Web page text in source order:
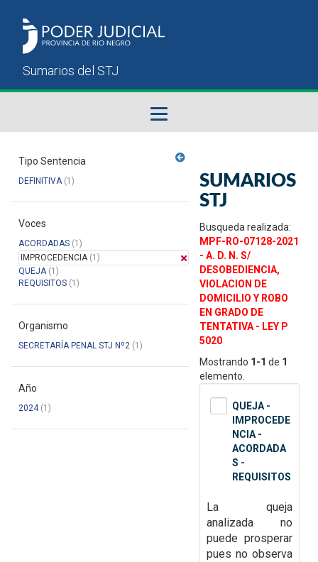
Sumarios del STJ
Manual del Usuario
Tipo Sentencia
DEFINITIVA(1)
Voces
ACORDADAS (1)
IMPROCEDENCIA(1)
QUEJA(1)
REQUISITOS (1)
Organismo
SECRETARÍA PENAL STJ Nº2 (1)
Año
2024(1)
SUMARIOS
STJ
Busqueda realizada:
MPF-RO-07128-2021
- A. D. N. S/
DESOBEDIENCIA,
VIOLACION DE
DOMICILIO Y ROBO
EN GRADO DE
TENTATIVA - LEY P
5020
Mostrando 1-1 de 1
elemento.
QUEJA -
IMPROCEDE
NCIA -
ACORDADA
S -
REQUISITOS
La queja
analizada no
puede prosperar
pues no observa